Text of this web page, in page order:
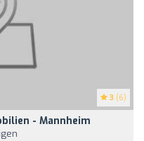
3 (6)
- Mannheim